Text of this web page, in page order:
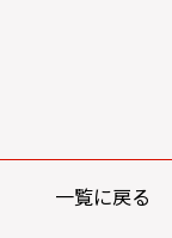
一覧に戻る